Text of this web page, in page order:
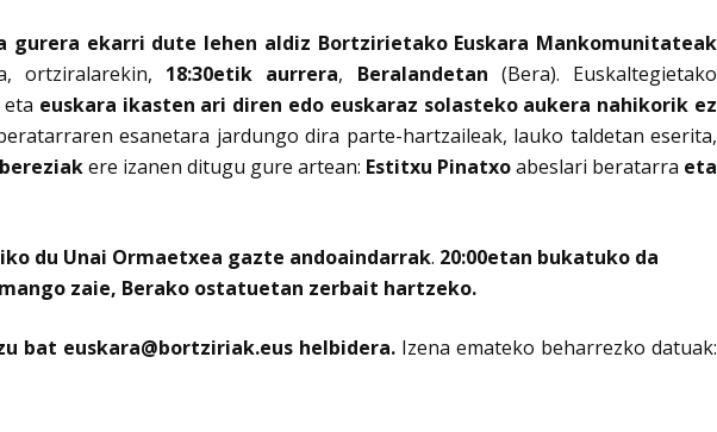
gurera ekarri dute lehen aldiz Bortzirietako Euskara Mankomunitateak
ortziralarekin, 18:30etik aurrera, Beralandetan (Bera). Euskaltegietako
euskara ikasten ari diren edo euskaraz solasteko aukera nahikorik ez
esanetara jardungo dira parte-hartzaileak, lauko taldetan eserita,
ere izanen ditugu gure artean: Estitxu Pinatxoabeslari beratarra eta
du Unai Ormaetxea gazte andoaindarrak. 20:00etan bukatuko da
zaie, Berako ostatuetan zerbait hartzeko.
bat euskara@bortziriak.eus helbidera. Izena emateko beharrezko datuak: